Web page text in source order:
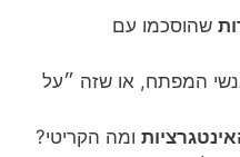
שהוסכמו עם
המפתח, או שזה ״על
ומה הקריטי?